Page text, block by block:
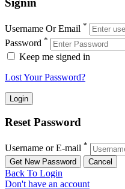
Signin
Username Or Email *
Password *
Keep me signed in
Lost Your Password?
Reset Password
Username or E-mail *
Back To Login
Don't have an account